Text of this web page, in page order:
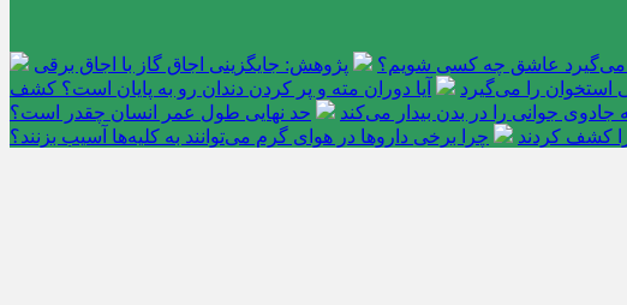
می‌گیرد عاشق چه کسی شویم؟
پژوهش: جایگزینی اجاق گاز با اجاق برقی
را می‌گیرد
آیا دوران مته و پر کردن دندان رو به پایان است؟ کشف
جوانی را در بدن بیدار می‌کند
حد نهایی طول عمر انسان چقدر است؟
کشف کردند
چرا برخی داروها در هوای گرم می‌توانند به کلیه‌ها آسیب بزنند؟